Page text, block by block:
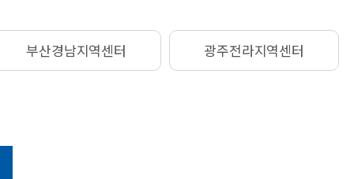
부산경남지역센터 광주전라지역센터